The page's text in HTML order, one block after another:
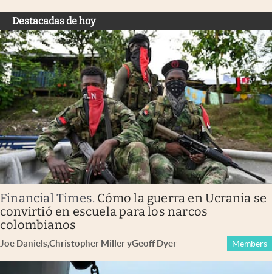
Destacadas de hoy
Financial Times. Cómo la guerra en Ucrania se
convirtió en escuela para los narcos
colombianos
Joe Daniels,Christopher MilleryGeoff Dyer Members